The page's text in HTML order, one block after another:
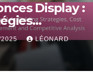
Display :
Gestion
et
2025 LÉONARD